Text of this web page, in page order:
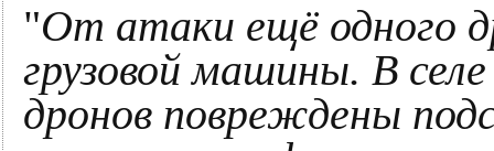
"От атаки ещё одного
грузовой машины. В
дронов повреждены